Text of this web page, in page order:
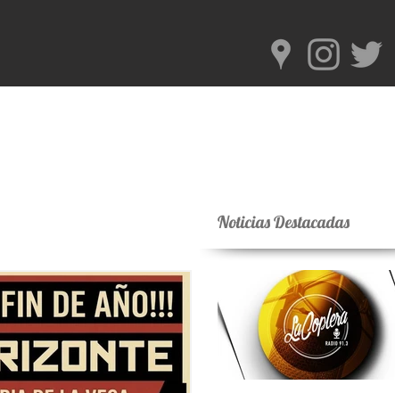
Noticias Destacadas